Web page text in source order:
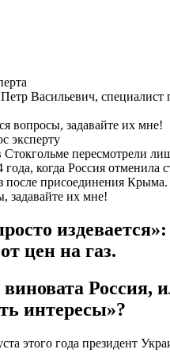
Васильевич, специалист
вопросы, задавайте их мне!
эксперту
пересмотрели
года, когда Россия отменила
после присоединения
задавайте их мне!
цен на газ.
Россия,
интересы»?
этого года президент